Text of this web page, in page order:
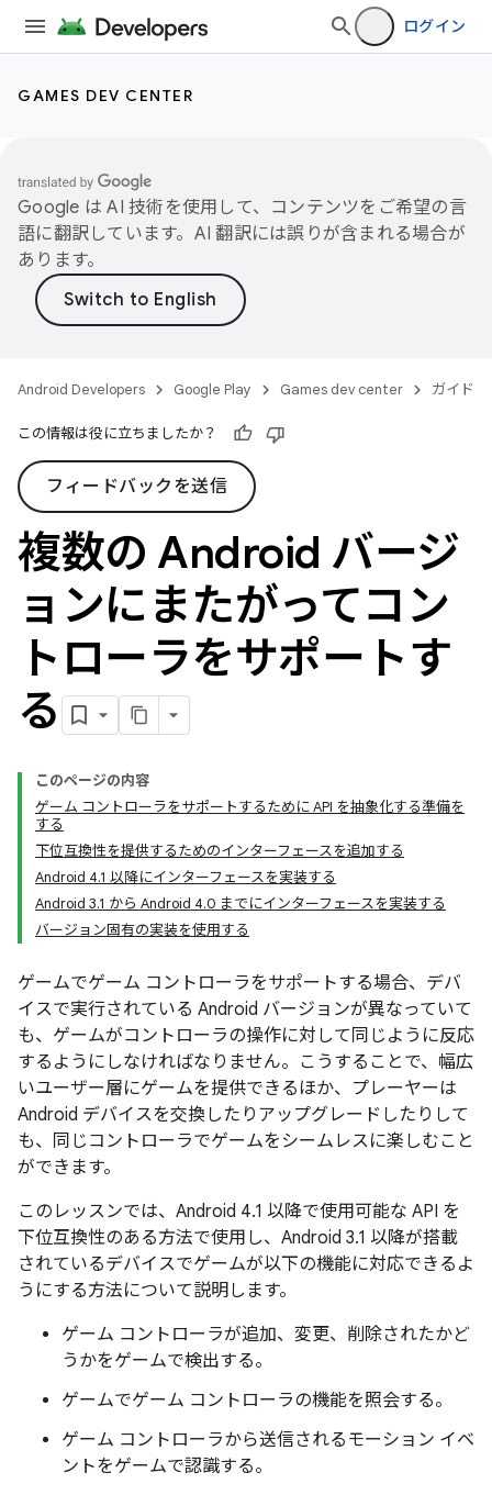
ログイン
GAMES DEV CENTER
Google は AI 技術を使用して、コンテンツをご希望の言
語に翻訳しています。AI 翻訳には誤りが含まれる場合が
あります。
Android Developers Google Play Games dev center ガイド
この情報は役に立ちましたか？
フィードバックを送信
複数の Android バージ
ョンにまたがってコン
トローラをサポートす
る
このページの内容
ゲーム コントローラをサポートするために API を抽象化する準備を
する
下位互換性を提供するためのインターフェースを追加する
Android 4.1 以降にインターフェースを実装する
Android 3.1 から Android 4.0 までにインターフェースを実装する
バージョン固有の実装を使用する
ゲームでゲーム コントローラをサポートする場合、デバ
イスで実行されている Android バージョンが異なっていて
も、ゲームがコントローラの操作に対して同じように反応
するようにしなければなりません。こうすることで、幅広
いユーザー層にゲームを提供できるほか、プレーヤーは
Android デバイスを交換したりアップグレードしたりして
も、同じコントローラでゲームをシームレスに楽しむこと
ができます。
このレッスンでは、Android 4.1 以降で使用可能な API を
下位互換性のある方法で使用し、Android 3.1 以降が搭載
されているデバイスでゲームが以下の機能に対応できるよ
うにする方法について説明します。
ゲーム コントローラが追加、変更、削除されたかど
うかをゲームで検出する。
ゲームでゲーム コントローラの機能を照会する。
ゲーム コントローラから送信されるモーション イベ
ントをゲームで認識する。